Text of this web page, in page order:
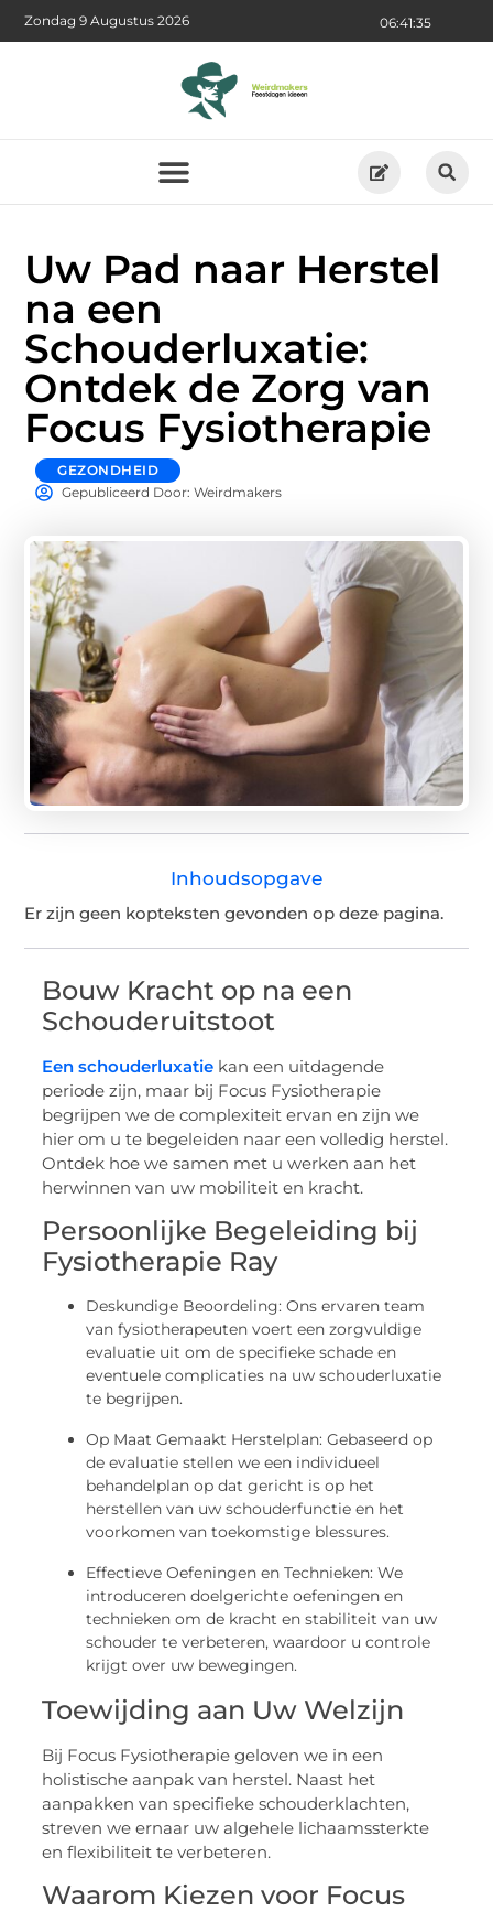
06:41:37
Zondag 9 Augustus 2026
Uw Pad naar Herstel
na een
Schouderluxatie:
Ontdek de Zorg van
Focus Fysiotherapie
GEZONDHEID
Gepubliceerd Door: Weirdmakers
Inhoudsopgave
Er zijn geen kopteksten gevonden op deze pagina.
Bouw Kracht op na een
Schouderuitstoot
Een schouderluxatie kan een uitdagende
periode zijn, maar bij Focus Fysiotherapie
begrijpen we de complexiteit ervan en zijn we
hier om u te begeleiden naar een volledig herstel.
Ontdek hoe we samen met u werken aan het
herwinnen van uw mobiliteit en kracht.
Persoonlijke Begeleiding bij
Fysiotherapie Ray
Deskundige Beoordeling: Ons ervaren team
van fysiotherapeuten voert een zorgvuldige
evaluatie uit om de specifieke schade en
eventuele complicaties na uw schouderluxatie
te begrijpen.
Op Maat Gemaakt Herstelplan: Gebaseerd op
de evaluatie stellen we een individueel
behandelplan op dat gericht is op het
herstellen van uw schouderfunctie en het
voorkomen van toekomstige blessures.
Effectieve Oefeningen en Technieken: We
introduceren doelgerichte oefeningen en
technieken om de kracht en stabiliteit van uw
schouder te verbeteren, waardoor u controle
krijgt over uw bewegingen.
Toewijding aan Uw Welzijn
Bij Focus Fysiotherapie geloven we in een
holistische aanpak van herstel. Naast het
aanpakken van specifieke schouderklachten,
streven we ernaar uw algehele lichaamssterkte
en flexibiliteit te verbeteren.
Waarom Kiezen voor Focus